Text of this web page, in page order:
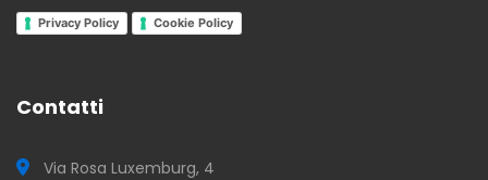
Privacy Policy Cookie Policy
Contatti
Via Rosa Luxemburg, 4